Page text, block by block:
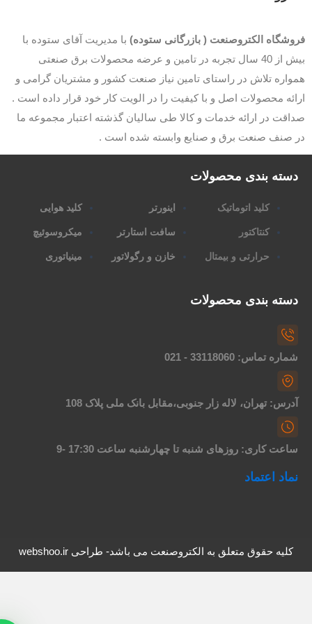
الکتروصنعت ( بازرگانی ستوده)با مدیریت آقای ستوده با
بیش از 40 سال تجربه در تامین و عرضه محصولات برق صنعتی
تلاش در راستای تامین نیاز صنعت کشور و مشتریان گرامی و
محصولات اصل و با کیفیت را در الویت کار خود قرار داده است .
در ارائه خدمات و کالا طی سالیان گذشته اعتبار مجموعه ما
صنف صنعت برق و صنایع وابسته شده است .
بندی محصولات
کلید اتوماتیک
کنتاکتور
حرارتی و بیمتال
اینورتر
سافت استارتر
خازن و رگولاتور
کلید هوایی
میکروسوئیچ
مینیاتوری
بندی محصولات
تماس: 33118060 - 021
تهران، لاله زار جنوبی،مقابل بانک ملی پلاک 108
کاری: روزهای شنبه تا چهارشنبه ساعت 17:30 -9
اعتماد
کلیه حقوق متعلق به الکتروصنعت می باشد- طراحی webshoo.ir